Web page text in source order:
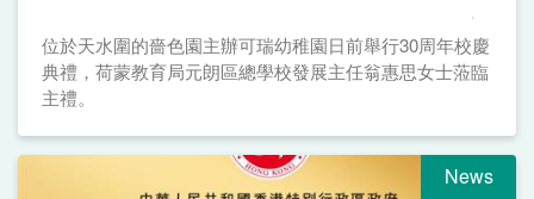
位於天水圍的嗇色園主辦可瑞幼稚園日前舉行30周年校慶
典禮，荷蒙教育局元朗區總學校發展主任翁惠思女士蒞臨
主禮。
News